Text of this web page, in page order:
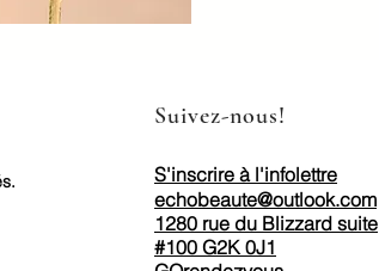
Suivez-nous!
S'inscrire à l'infolettre
echobeaute@outlook.com
1280 rue du Blizzard suite
#100 G2K 0J1